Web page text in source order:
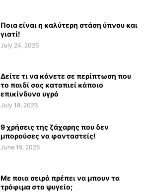
Ποια είναι η καλύτερη στάση ύπνου και
γιατί!
July 24, 2026
Δείτε τι να κάνετε σε περίπτωση που
το παιδί σας καταπιεί κάποιο
επικίνδυνο υγρό
July 18, 2026
9 χρήσεις της ζάχαρης που δεν
μπορούσες να φανταστείς!
June 19, 2026
Με ποια σειρά πρέπει να μπουν τα
τρόφιμα στο ψυγείο;